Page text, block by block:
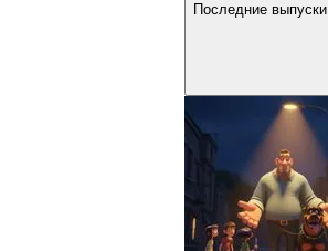
Последние выпуски